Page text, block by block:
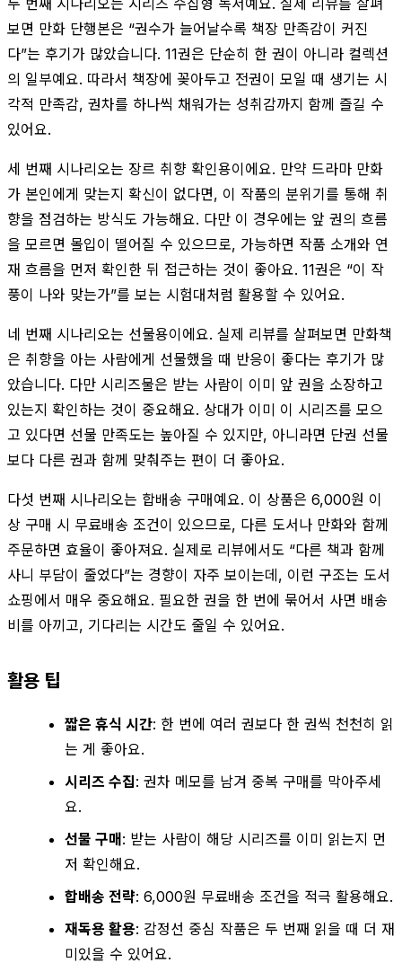
보면 만화 단행본은 “권수가 늘어날수록 책장 만족감이 커진
다”는 후기가 많았습니다. 11권은 단순히 한 권이 아니라 컬렉션
의 일부예요. 따라서 책장에 꽂아두고 전권이 모일 때 생기는 시
각적 만족감, 권차를 하나씩 채워가는 성취감까지 함께 즐길 수
있어요.
세 번째 시나리오는 장르 취향 확인용이에요. 만약 드라마 만화
가 본인에게 맞는지 확신이 없다면, 이 작품의 분위기를 통해 취
향을 점검하는 방식도 가능해요. 다만 이 경우에는 앞 권의 흐름
을 모르면 몰입이 떨어질 수 있으므로, 가능하면 작품 소개와 연
재 흐름을 먼저 확인한 뒤 접근하는 것이 좋아요. 11권은 “이 작
풍이 나와 맞는가”를 보는 시험대처럼 활용할 수 있어요.
네 번째 시나리오는 선물용이에요. 실제 리뷰를 살펴보면 만화책
은 취향을 아는 사람에게 선물했을 때 반응이 좋다는 후기가 많
았습니다. 다만 시리즈물은 받는 사람이 이미 앞 권을 소장하고
있는지 확인하는 것이 중요해요. 상대가 이미 이 시리즈를 모으
고 있다면 선물 만족도는 높아질 수 있지만, 아니라면 단권 선물
보다 다른 권과 함께 맞춰주는 편이 더 좋아요.
다섯 번째 시나리오는 합배송 구매예요. 이 상품은 6,000원 이
상 구매 시 무료배송 조건이 있으므로, 다른 도서나 만화와 함께
주문하면 효율이 좋아져요. 실제로 리뷰에서도 “다른 책과 함께
사니 부담이 줄었다”는 경향이 자주 보이는데, 이런 구조는 도서
쇼핑에서 매우 중요해요. 필요한 권을 한 번에 묶어서 사면 배송
비를 아끼고, 기다리는 시간도 줄일 수 있어요.
활용 팁
짧은 휴식 시간: 한 번에 여러 권보다 한 권씩 천천히 읽
는 게 좋아요.
시리즈 수집: 권차 메모를 남겨 중복 구매를 막아주세
요.
선물 구매: 받는 사람이 해당 시리즈를 이미 읽는지 먼
저 확인해요.
합배송 전략: 6,000원 무료배송 조건을 적극 활용해요.
재독용 활용: 감정선 중심 작품은 두 번째 읽을 때 더 재
미있을 수 있어요.